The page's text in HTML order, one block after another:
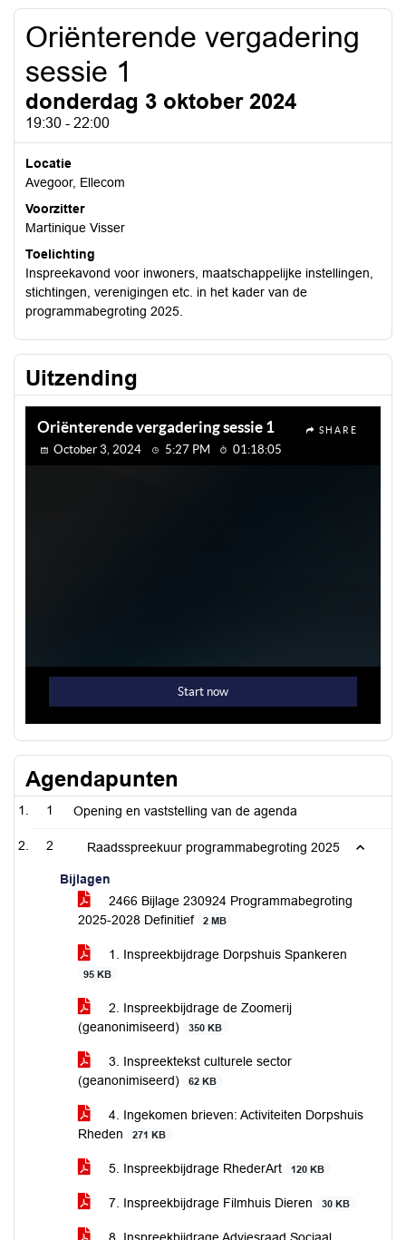
Oriënterende vergadering
sessie 1
donderdag 3 oktober 2024
19:30 - 22:00
Locatie
Avegoor, Ellecom
Voorzitter
Martinique Visser
Toelichting
Inspreekavond voor inwoners, maatschappelijke instellingen,
stichtingen, verenigingen etc. in het kader van de
programmabegroting 2025.
Uitzending
Agendapunten
1 Opening en vaststelling van de agenda
2 Raadsspreekuur programmabegroting 2025
Bijlagen
2466 Bijlage 230924 Programmabegroting
2025-2028 Definitief
2 MB
1. Inspreekbijdrage Dorpshuis Spankeren
95 KB
2. Inspreekbijdrage de Zoomerij
(geanonimiseerd)
350 KB
3. Inspreektekst culturele sector
(geanonimiseerd)
62 KB
4. Ingekomen brieven: Activiteiten Dorpshuis
Rheden
271 KB
5. Inspreekbijdrage RhederArt 120 KB
7. Inspreekbijdrage Filmhuis Dieren 30 KB